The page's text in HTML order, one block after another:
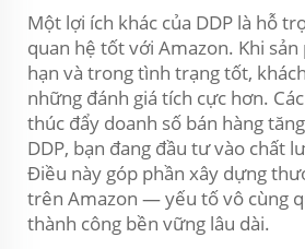
Một lợi ích khác của DDP là hỗ
quan hệ tốt với Amazon. Khi
hạn và trong tình trạng tốt,
những đánh giá tích cực hơn.
thúc đẩy doanh số bán hàng
DDP, bạn đang đầu tư vào chất
Điều này góp phần xây dựng
trên Amazon — yếu tố vô cùng
thành công bền vững lâu dài.